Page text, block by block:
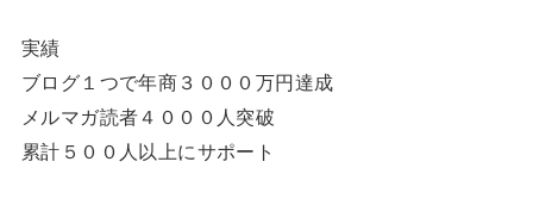
実績
ブログ１つで年商３０００万円達成
メルマガ読者４０００人突破
累計５００人以上にサポート